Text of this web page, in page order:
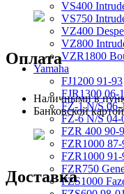
VS400
VS750
VZ400
VZ800
VZR1800
Yamaha
FJ1200 91-93
FJR1300 06-
FZ-1 N/S 06-
FZ-6 N/S 04-
FZR 400 90-
FZR1000 87-
FZR1000 91-
FZR750
FZS1000
Оплата
Наличными в
Банковской картой
Доставка